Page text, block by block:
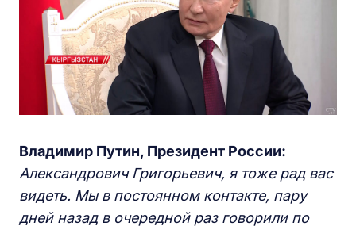
Владимир Путин, Президент России:
Александрович Григорьевич, я тоже рад вас
видеть. Мы в постоянном контакте, пару
дней назад в очередной раз говорили по